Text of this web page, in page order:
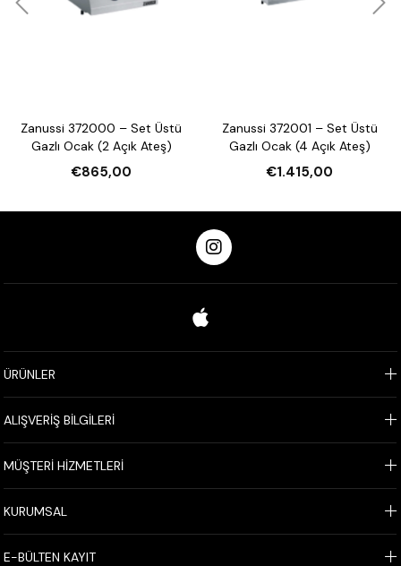
Zanussi 372000 – Set Üstü
Gazlı Ocak (2 Açık Ateş)
€865,00
Zanussi 372001 – Set Üstü
Gazlı Ocak (4 Açık Ateş)
€1.415,00
ÜRÜNLER
ALIŞVERİŞ BİLGİLERİ
MÜŞTERİ HİZMETLERİ
KURUMSAL
E-BÜLTEN KAYIT